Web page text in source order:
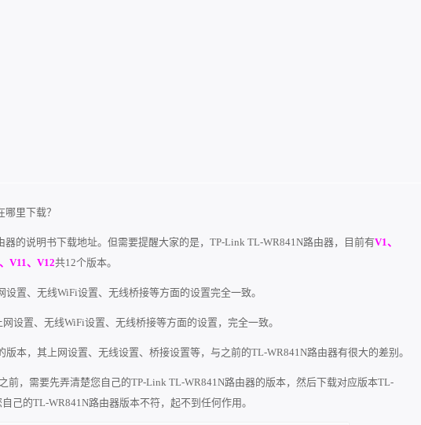
里下载？
器的说明书下载地址。但需要提醒大家的是，TP-Link TL-WR841N路由器，目前有V1、
V11、V12共12个版本。
置、无线WiFi设置、无线桥接等方面的设置完全一致。
设置、无线WiFi设置、无线桥接等方面的设置，完全一致。
本，其上网设置、无线设置、桥接设置等，与之前的TL-WR841N路由器有很大的差别。
前，需要先弄清楚您自己的TP-Link TL-WR841N路由器的版本，然后下载对应版本TL-
己的TL-WR841N路由器版本不符，起不到任何作用。